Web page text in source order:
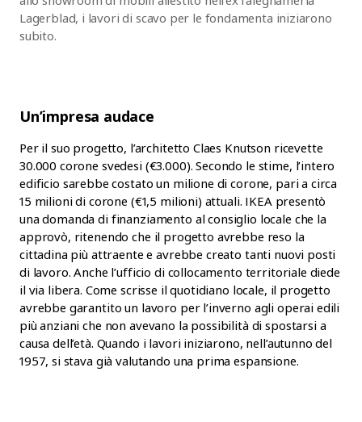
Lagerblad, i lavori di scavo per le fondamenta iniziarono
subito.
Un’impresa audace
Per il suo progetto, l’architetto Claes Knutson ricevette
30.000 corone svedesi (€3.000). Secondo le stime, l’intero
edificio sarebbe costato un milione di corone, pari a circa
15 milioni di corone (€1,5 milioni) attuali. IKEA presentò
una domanda di finanziamento al consiglio locale che la
approvò, ritenendo che il progetto avrebbe reso la
cittadina più attraente e avrebbe creato tanti nuovi posti
di lavoro. Anche l’ufficio di collocamento territoriale diede
il via libera. Come scrisse il quotidiano locale, il progetto
avrebbe garantito un lavoro per l’inverno agli operai edili
più anziani che non avevano la possibilità di spostarsi a
causa dell’età. Quando i lavori iniziarono, nell’autunno del
1957, si stava già valutando una prima espansione.